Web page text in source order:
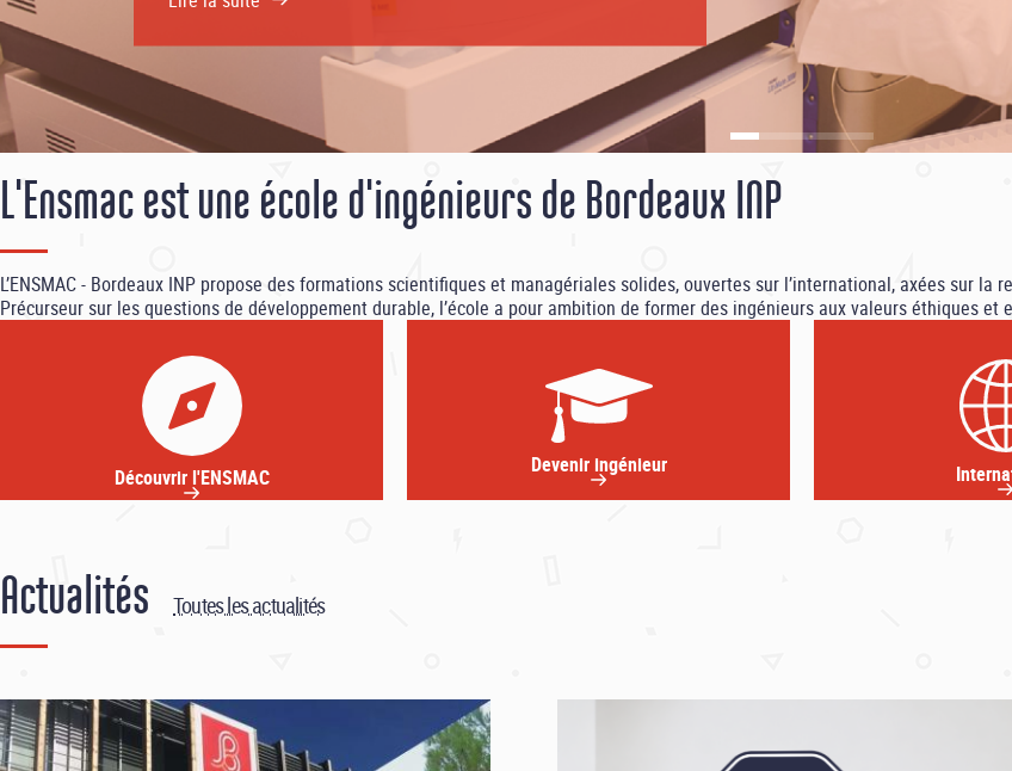
sexistes et sexuelles (VSS). Accessible à l [...]
Lire la suite
L'Ensmac est une école d'ingénieurs de Bordeaux INP
L’ENSMAC - Bordeaux INP propose des formations scientifiques et managériales solides, ouvertes sur l’international, axées sur
Précurseur sur les questions de développement durable, l’école a pour ambition de former des ingénieurs aux valeurs éthiques et
Découvrir l'ENSMAC
Devenir ingénieur
Actualités Toutes les actualités